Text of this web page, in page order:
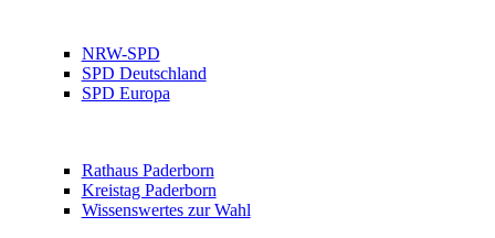
NRW-SPD
SPD Deutschland
SPD Europa
Rathaus Paderborn
Kreistag Paderborn
Wissenswertes zur Wahl